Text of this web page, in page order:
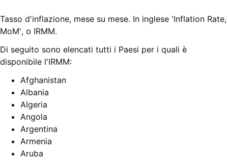
Tasso d'inflazione, mese su mese. In inglese 'Inflation Rate,
MoM', o IRMM.
Di seguito sono elencati tutti i Paesi per i quali è
disponibile l'IRMM:
Afghanistan
Albania
Algeria
Angola
Argentina
Armenia
Aruba